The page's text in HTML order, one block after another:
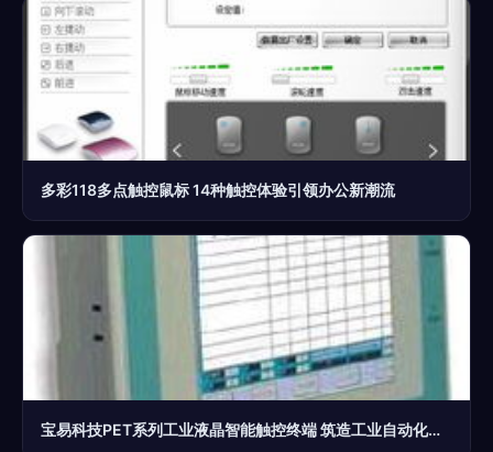
多彩118多点触控鼠标 14种触控体验引领办公新潮流
宝易科技PET系列工业液晶智能触控终端 筑造工业自动化的高效控制核心